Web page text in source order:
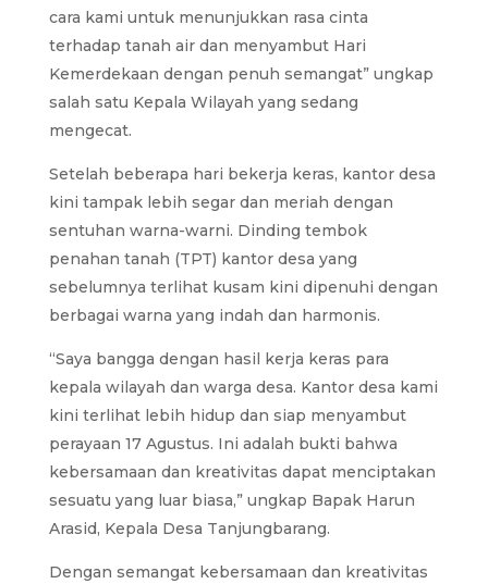
cara kami untuk menunjukkan rasa cinta
terhadap tanah air dan menyambut Hari
Kemerdekaan dengan penuh semangat” ungkap
salah satu Kepala Wilayah yang sedang
mengecat.
Setelah beberapa hari bekerja keras, kantor desa
kini tampak lebih segar dan meriah dengan
sentuhan warna-warni. Dinding tembok
penahan tanah (TPT) kantor desa yang
sebelumnya terlihat kusam kini dipenuhi dengan
berbagai warna yang indah dan harmonis.
“Saya bangga dengan hasil kerja keras para
kepala wilayah dan warga desa. Kantor desa kami
kini terlihat lebih hidup dan siap menyambut
perayaan 17 Agustus. Ini adalah bukti bahwa
kebersamaan dan kreativitas dapat menciptakan
sesuatu yang luar biasa,” ungkap Bapak Harun
Arasid, Kepala Desa Tanjungbarang.
Dengan semangat kebersamaan dan kreativitas